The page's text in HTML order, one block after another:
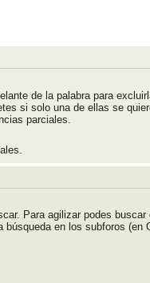
de la palabra para
si solo una de ellas se
parciales.
Para agilizar podes buscar
en los subforos (en